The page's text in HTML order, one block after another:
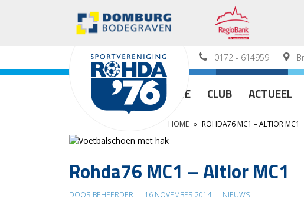
0172 - 614959
HOME CLUB ACTUEEL
HOME » ROHDA76 MC1 – ALTIOR MC1
Rohda76 MC1 – Altior MC1
DOOR BEHEERDER | 16 NOVEMBER 2014 | NIEUWS